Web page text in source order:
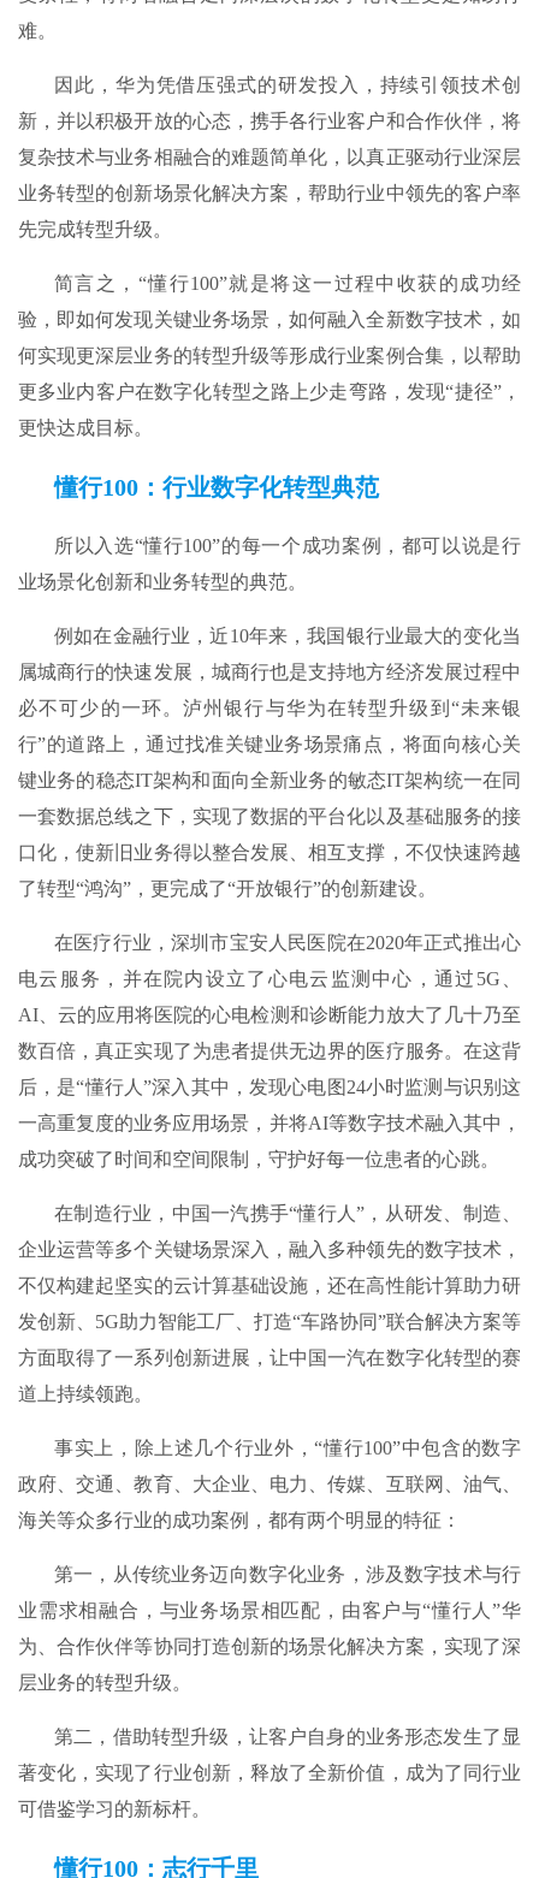
难。
因此，华为凭借压强式的研发投入，持续引领技术创
新，并以积极开放的心态，携手各行业客户和合作伙伴，将
复杂技术与业务相融合的难题简单化，以真正驱动行业深层
业务转型的创新场景化解决方案，帮助行业中领先的客户率
先完成转型升级。
简言之，“懂行100”就是将这一过程中收获的成功经
验，即如何发现关键业务场景，如何融入全新数字技术，如
何实现更深层业务的转型升级等形成行业案例合集，以帮助
更多业内客户在数字化转型之路上少走弯路，发现“捷径”，
更快达成目标。
懂行100：行业数字化转型典范
所以入选“懂行100”的每一个成功案例，都可以说是行
业场景化创新和业务转型的典范。
例如在金融行业，近10年来，我国银行业最大的变化当
属城商行的快速发展，城商行也是支持地方经济发展过程中
必不可少的一环。泸州银行与华为在转型升级到“未来银
行”的道路上，通过找准关键业务场景痛点，将面向核心关
键业务的稳态IT架构和面向全新业务的敏态IT架构统一在同
一套数据总线之下，实现了数据的平台化以及基础服务的接
口化，使新旧业务得以整合发展、相互支撑，不仅快速跨越
了转型“鸿沟”，更完成了“开放银行”的创新建设。
在医疗行业，深圳市宝安人民医院在2020年正式推出心
电云服务，并在院内设立了心电云监测中心，通过5G、
AI、云的应用将医院的心电检测和诊断能力放大了几十乃至
数百倍，真正实现了为患者提供无边界的医疗服务。在这背
后，是“懂行人”深入其中，发现心电图24小时监测与识别这
一高重复度的业务应用场景，并将AI等数字技术融入其中，
成功突破了时间和空间限制，守护好每一位患者的心跳。
在制造行业，中国一汽携手“懂行人”，从研发、制造、
企业运营等多个关键场景深入，融入多种领先的数字技术，
不仅构建起坚实的云计算基础设施，还在高性能计算助力研
发创新、5G助力智能工厂、打造“车路协同”联合解决方案等
方面取得了一系列创新进展，让中国一汽在数字化转型的赛
道上持续领跑。
事实上，除上述几个行业外，“懂行100”中包含的数字
政府、交通、教育、大企业、电力、传媒、互联网、油气、
海关等众多行业的成功案例，都有两个明显的特征：
第一，从传统业务迈向数字化业务，涉及数字技术与行
业需求相融合，与业务场景相匹配，由客户与“懂行人”华
为、合作伙伴等协同打造创新的场景化解决方案，实现了深
层业务的转型升级。
第二，借助转型升级，让客户自身的业务形态发生了显
著变化，实现了行业创新，释放了全新价值，成为了同行业
可借鉴学习的新标杆。
懂行100：志行千里